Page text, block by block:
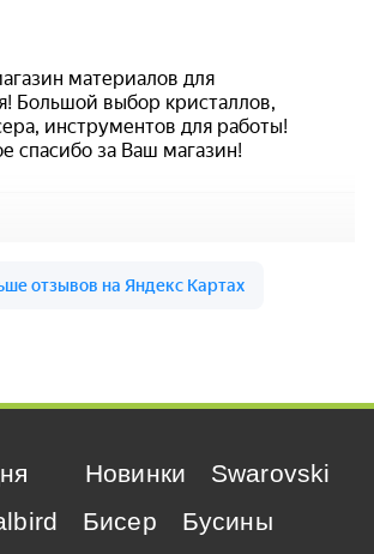
Новинки
Swarovski
Бисер
Бусины